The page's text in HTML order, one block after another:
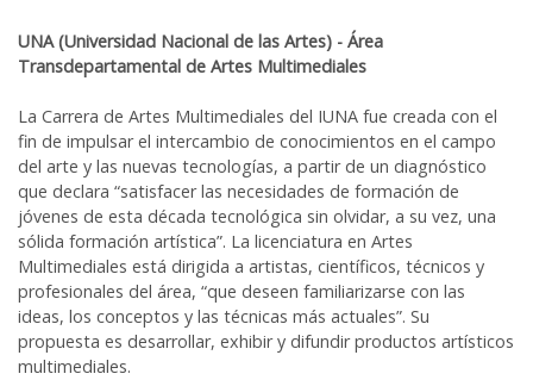
UNA (Universidad Nacional de las Artes) - Área
Transdepartamental de Artes Multimediales
La Carrera de Artes Multimediales del IUNA fue creada con el
fin de impulsar el intercambio de conocimientos en el campo
del arte y las nuevas tecnologías, a partir de un diagnóstico
que declara “satisfacer las necesidades de formación de
jóvenes de esta década tecnológica sin olvidar, a su vez, una
sólida formación artística”. La licenciatura en Artes
Multimediales está dirigida a artistas, científicos, técnicos y
profesionales del área, “que deseen familiarizarse con las
ideas, los conceptos y las técnicas más actuales”. Su
propuesta es desarrollar, exhibir y difundir productos artísticos
multimediales.